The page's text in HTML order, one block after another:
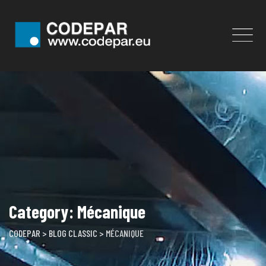
Category: Mécanique
CODEPAR > BLOG CLASSIC > MÉCANIQUE